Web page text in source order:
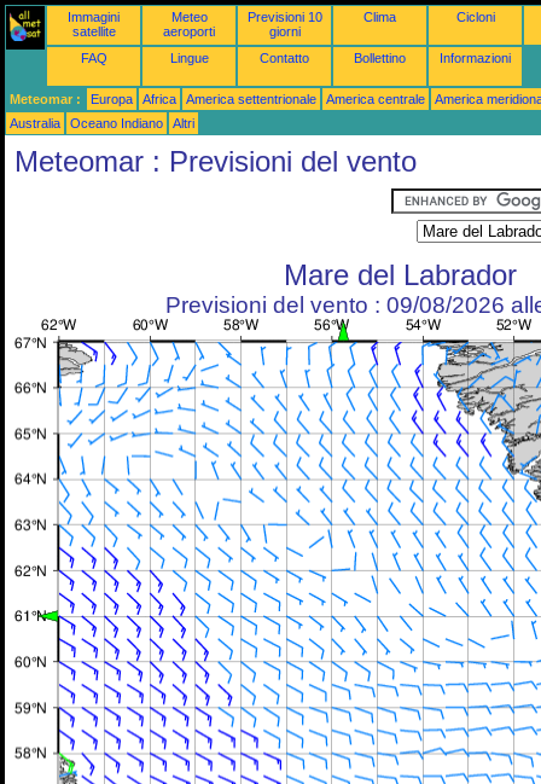
Immagini
satellite
Meteo
aeroporti
Previsioni 10
giorni
Clima Cicloni
FAQ Lingue Contatto Bollettino Informazioni
Meteomar : Europa Africa America settentrionale America centrale
America
Australia
Oceano Indiano Altri
Meteomar : Previsioni del vento
Mare del Labrador
Previsioni del vento : 09/08/2026